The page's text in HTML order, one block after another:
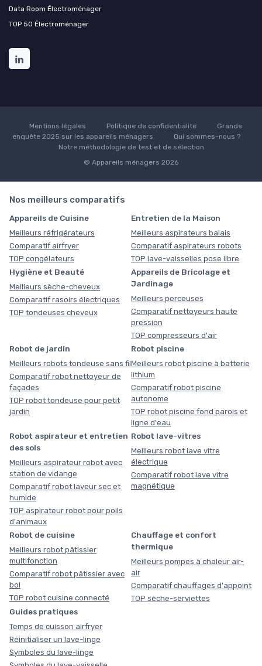
Data Room Électroménager
TOP 50 Électroménager
Mentions légales Politique de confidentialité
Grande
enquête 2025 sur les appareils ménagers
Qui sommes-nous ?
Notre méthodologie de test et de sélection
© Appareils ménagers 2026
Nos meilleurs comparatifs
Appareils de Cuisine
Meilleurs réfrigérateurs
Comparatif airfryer
TOP congélateurs
Entretien de la Maison
Meilleurs aspirateurs balais
Comparatif aspirateurs robots
TOP lave-vaisselles pose libre
Hygiène et Beauté
Meilleurs sèche-cheveux
Comparatif rasoirs électriques
TOP tondeuses cheveux
Appareils de Bricolage et
Jardinage
Meilleurs perceuses
Comparatif nettoyeurs haute
pression
TOP compresseurs d'air
Robot de jardin
Meilleurs robots tondeuse sans fil
Comparatif robot nettoyeur de
façades
TOP robot tondeuse pour petit
jardin
Robot piscine
Meilleurs robot piscine à batterie
lithium
Comparatif robot piscine
autonome
TOP robot piscine fond parois et
ligne d'eau
Robot aspirateur et entretien
des sols
Meilleurs aspirateur robot avec
station de vidange
Comparatif robot laveur sec et
humide
TOP aspirateur robot pour poils
d'animaux
Robot lave-vitres
Meilleurs robot lave vitre
électrique
Comparatif robot lave vitre
magnétique
Robot de cuisine
Meilleurs robot pâtissier
multifonction
Comparatif robot pâtissier avec
bol
TOP robot cuisine connecté
Chauffage et confort
thermique
Meilleurs pompes à chaleur air-
air
Comparatif chauffages d'appoint
TOP sèche-serviettes
Guides pratiques
Temps de cuisson airfryer
Réinitialiser un lave-linge
Symboles du lave-linge